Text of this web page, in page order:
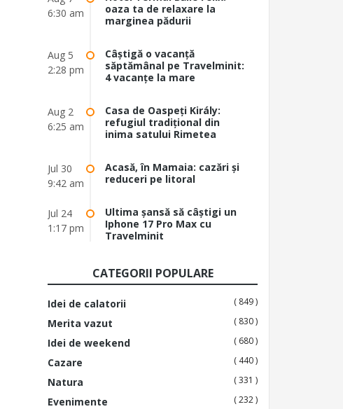
6:30 am
oaza ta de relaxare la
marginea pădurii
Aug 5
2:28 pm
Câștigă o vacanță
săptămânal pe Travelminit:
4 vacanțe la mare
Aug 2
6:25 am
Casa de Oaspeți Király:
refugiul tradițional din
inima satului Rimetea
Jul 30
9:42 am
Acasă, în Mamaia: cazări și
reduceri pe litoral
Jul 24
1:17 pm
Ultima șansă să câștigi un
Iphone 17 Pro Max cu
Travelminit
CATEGORII POPULARE
Idei de calatorii ( 849 )
Merita vazut ( 830 )
Idei de weekend ( 680 )
Cazare ( 440 )
Natura ( 331 )
Evenimente ( 232 )